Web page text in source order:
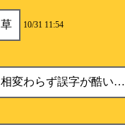
草 10/31 11:54
相変わらず誤字が酷い…